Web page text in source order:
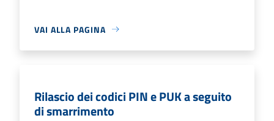
VAI ALLA PAGINA
Rilascio dei codici PIN e PUK a seguito
di smarrimento